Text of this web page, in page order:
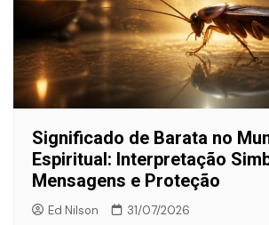
Significado de Barata no
Espiritual: Interpretação
Mensagens e Proteção
Ed Nilson 31/07/2026